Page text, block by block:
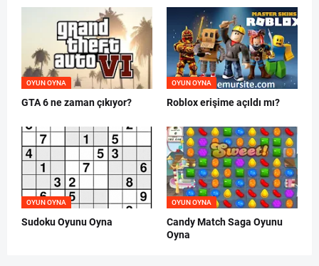
OYUN OYNA
GTA 6 ne zaman çıkıyor?
OYUN OYNA
Roblox erişime açıldı mı?
OYUN OYNA
Sudoku Oyunu Oyna
OYUN OYNA
Candy Match Saga Oyunu
Oyna